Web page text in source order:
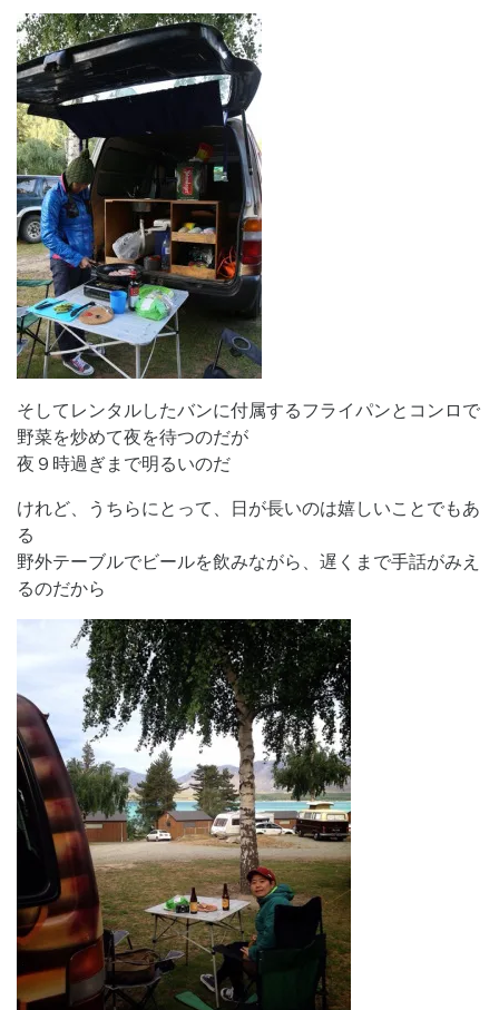
そしてレンタルしたバンに付属するフライパンとコンロで
野菜を炒めて夜を待つのだが
夜９時過ぎまで明るいのだ
けれど、うちらにとって、 日が長いのは嬉しいことでもあ
る
野外テーブルでビールを飲みながら、 遅くまで手話がみえ
るのだから